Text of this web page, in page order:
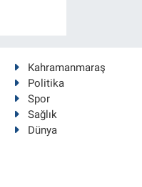
Kahramanmaraş
Politika
Spor
Sağlık
Dünya